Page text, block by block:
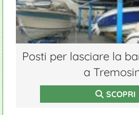
Posti per lasciare la
a
SCOPRI